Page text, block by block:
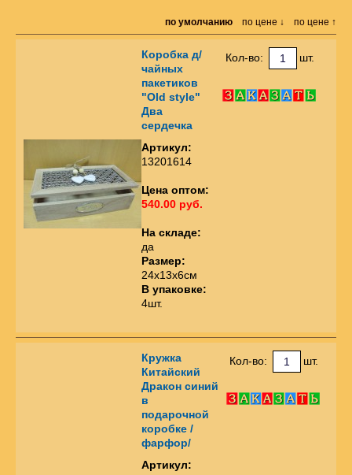
по умолчанию по цене ↓ по цене ↑
Коробка д/
чайных
пакетиков
"Old style"
Два
сердечка
Артикул:
13201614
Цена оптом:
540.00 руб.
На складе:
да
Размер:
24х13х6см
В упаковке:
4шт.
Кол-во: шт.
Кружка
Китайский
Дракон синий
в
подарочной
коробке /
фарфор/
Артикул:
Кол-во: шт.